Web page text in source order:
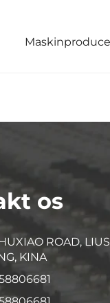
os
ROAD,
KINA